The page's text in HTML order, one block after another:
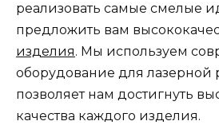
реализовать самые смелые
предложить вам
изделия. Мы используем
оборудование для лазерной
позволяет нам достигнуть
качества каждого изделия.